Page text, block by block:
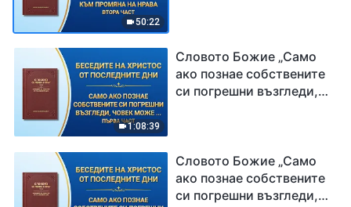
50:22
1:08:39
Словото Божие „Само
ако познае собствените
си погрешни възгледи,
Словото Божие „Само
ако познае собствените
си погрешни възгледи,